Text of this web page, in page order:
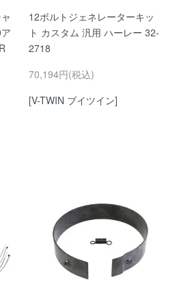
12ボルトジェネレーターキッ
ト カスタム 汎用 ハーレー 32-
2718
70,194円(税込)
[V-TWIN ブイツイン]